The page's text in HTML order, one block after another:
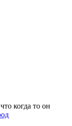
когда то он